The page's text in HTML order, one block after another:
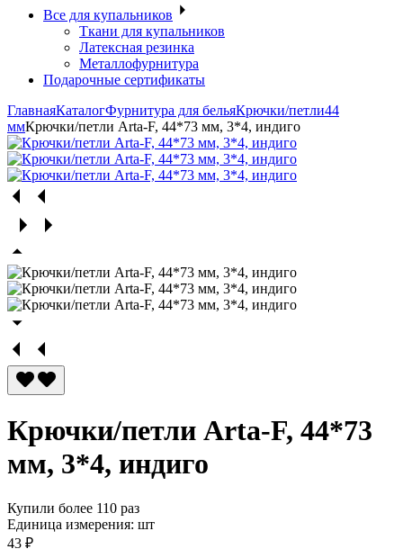
Все для купальников
Ткани для купальников
Латексная резинка
Металлофурнитура
Подарочные сертификаты
ГлавнаяКаталогФурнитура для бельяКрючки/петли44
ммКрючки/петли Arta-F, 44*73 мм, 3*4, индиго
Крючки/петли Arta-F, 44*73
мм, 3*4, индиго
Купили более 110 раз
Единица измерения: шт
43 ₽